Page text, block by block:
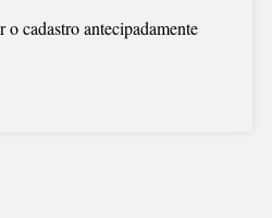
o cadastro antecipadamente